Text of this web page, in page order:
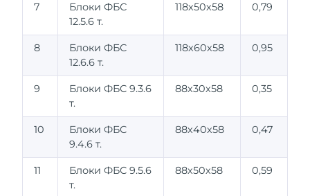
7
Блоки ФБС
12.5.6 т.
118х50х58 0,79
8
Блоки ФБС
12.6.6 т.
118х60х58 0,95
9
Блоки ФБС 9.3.6
т.
88х30х58 0,35
10
Блоки ФБС
9.4.6 т.
88х40х58 0,47
11
Блоки ФБС 9.5.6
т.
88х50х58 0,59